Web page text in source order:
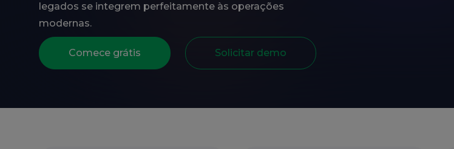
legados se integrem perfeitamente às operações
modernas.
Comece grátis Solicitar demo